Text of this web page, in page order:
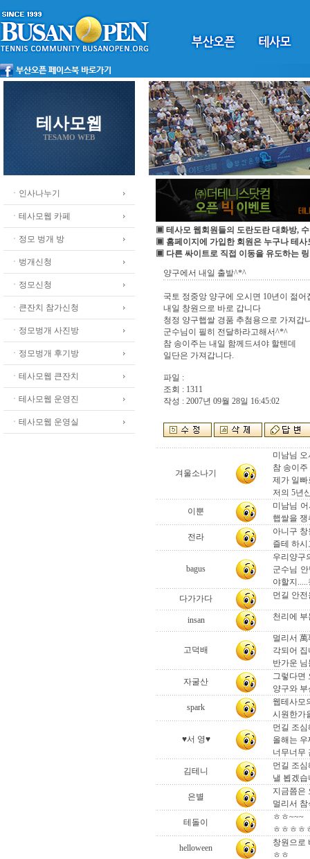
테사모웹
TESAMO WEB
ㆍ인사나누기
ㆍ테사모웹 카페
ㆍ정모 벙개 방
ㆍ벙개신청
ㆍ정모신청
ㆍ큰잔치 참가신청
ㆍ정모벙개 사진방
ㆍ정모벙개 후기방
ㆍ테사모웹 큰잔치
ㆍ테사모웹 운영진
ㆍ테사모웹 운영실
▣ 테사모 웹회원들의 도란도란 대화방,
▣ 홈페이지에 가입한 회원은 누구나 테사
▣ 다른 싸이트로 직접 이동을 유도하는
양구에서 내일 출발^*^
국토 정중앙 양구에 오시면 10년이 젊어
내일 창원으로 바로 갑니다
청정 양구햅쌀 경품 추첨용으로 가져갑
군수님이 필히 전달하라고해서^*^
참 송이주는 내일 함께드셔야 할텐데
일단은 가져갑니다.
파일 :
조회 : 1311
작성 : 2007년 09월 28일 16:45:02
겨울소나기
미남님
참 송이
제가 일빠
저의 5년
이뿐
미남님
햅쌀을
전라
아니구
즐테 하
bagus
우리양구
군수님
야할지
다가가다
먼길 안
insan 천리에
고덕배
멀리서
각되어 집
반가운
자굴산
그렇다면
양구와
spark
웹테사모
시원한가
♥서 영♥
먼길 조
올해는
너무너무
김테니
먼길 조
낼 뵙겠습
은별
지금쯤은
멀리서
테돌이
ㅎㅎ~~~
ㅎㅎㅎ
helloween
창원으로
ㅎㅎ